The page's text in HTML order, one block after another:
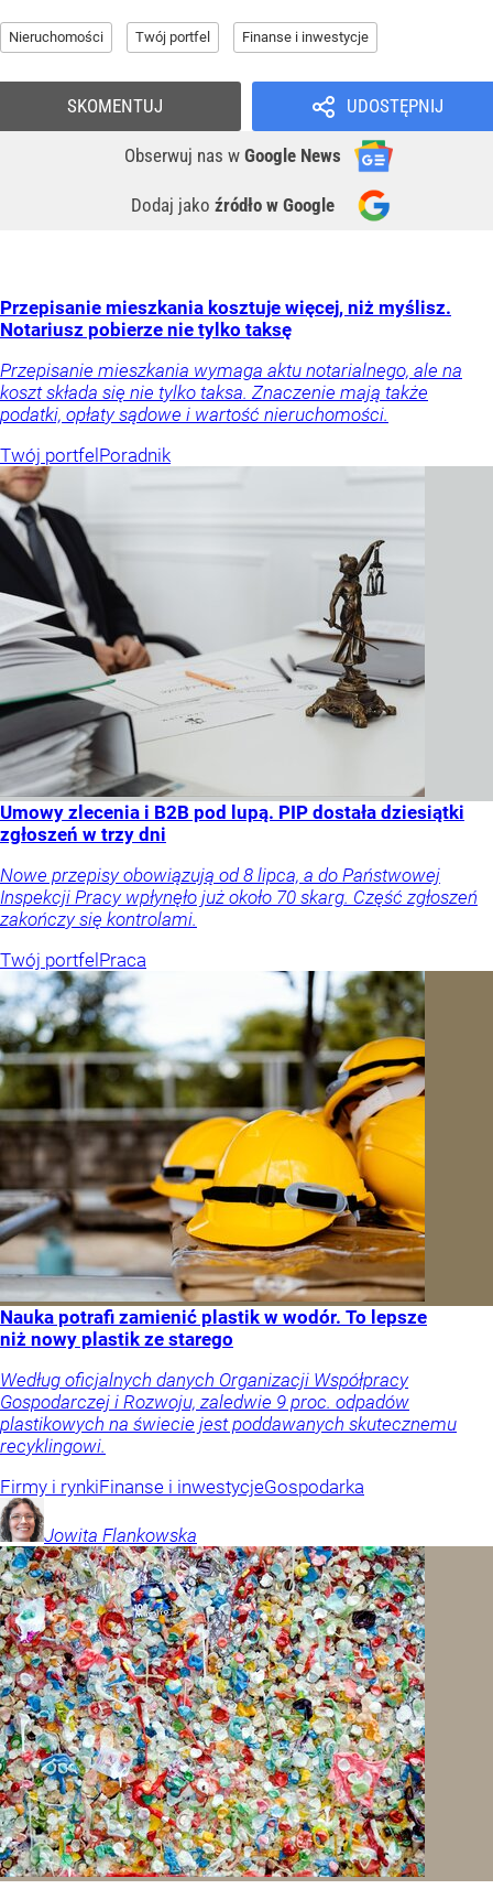
Nieruchomości Twój portfel Finanse i inwestycje
UDOSTĘPNIJ
Obserwuj nas w Google News
Dodaj jako źródło w Google
SKOMENTUJ
Przepisanie mieszkania kosztuje więcej, niż myślisz.
Notariusz pobierze nie tylko taksę
Przepisanie mieszkania wymaga aktu notarialnego, ale na
koszt składa się nie tylko taksa. Znaczenie mają także
podatki, opłaty sądowe i wartość nieruchomości.
Twój portfel Poradnik
Umowy zlecenia i B2B pod lupą. PIP dostała dziesiątki
zgłoszeń w trzy dni
Nowe przepisy obowiązują od 8 lipca, a do Państwowej
Inspekcji Pracy wpłynęło już około 70 skarg. Część zgłoszeń
zakończy się kontrolami.
Twój portfel Praca
Nauka potrafi zamienić plastik w wodór. To lepsze
niż nowy plastik ze starego
Według oficjalnych danych Organizacji Współpracy
Gospodarczej i Rozwoju, zaledwie 9 proc. odpadów
plastikowych na świecie jest poddawanych skutecznemu
recyklingowi.
Firmy i rynkiFinanse i inwestycjeGospodarka
Jowita Flankowska